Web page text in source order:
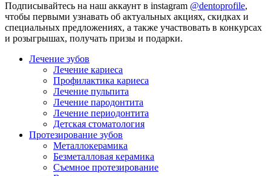
Подписывайтесь на наш аккаунт в instagram @dentoprofile,
чтобы первыми узнавать об актуальных акциях, скидках и
специальных предложениях, а также участвовать в конкурсах
и розыгрышах, получать призы и подарки.
Лечение зубов
Лечение кариеса
Профилактика кариеса
Лечение пульпита
Лечение пародонтита
Лечение периодонтита
Детская стоматология
Протезирование зубов
Металлокерамика
Безметалловая керамика
Съемное протезирование